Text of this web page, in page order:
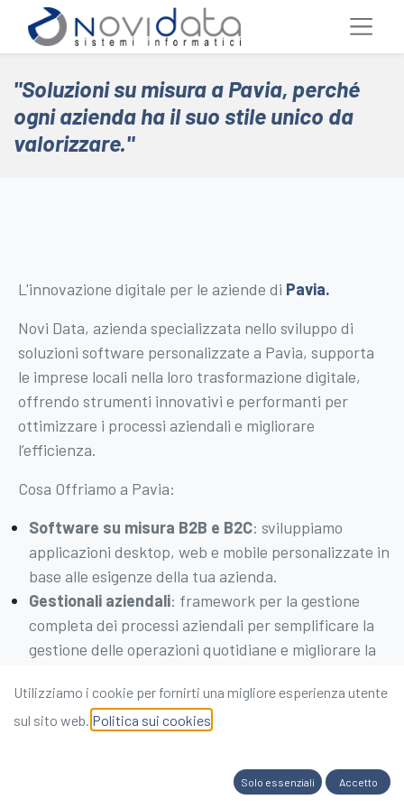
"Soluzioni su misura a Pavia, perché
ogni azienda ha il suo stile unico da
valorizzare."
L'innovazione digitale per le aziende di Pavia.
Novi Data, azienda specializzata nello sviluppo di
soluzioni software personalizzate a Pavia, supporta
le imprese locali nella loro trasformazione digitale,
offrendo strumenti innovativi e performanti per
ottimizzare i processi aziendali e migliorare
l’efficienza.
Cosa Offriamo a Pavia:
Software su misura B2B e B2C: sviluppiamo
applicazioni desktop, web e mobile personalizzate in
base alle esigenze della tua azienda.
Gestionali aziendali: framework per la gestione
completa dei processi aziendali per semplificare la
gestione delle operazioni quotidiane e migliorare la
Soluzioni di Intelligenza Artificiale: soluzioni volte ad
ottimizzare le procedure operative, automatizzando
recupero rapido ed efficace di informazioni necessarie
: connettività tra i tuoi
Utilizziamo i cookie per fornirti una migliore esperienza utente
sul sito web. Politica sui cookies
Solo essenziali Accetto